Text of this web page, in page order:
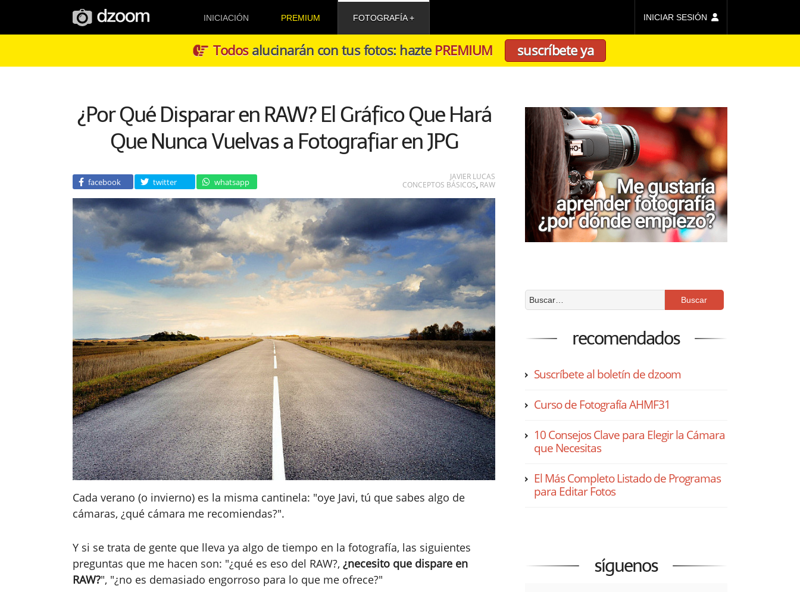
INICIACIÓN PREMIUM FOTOGRAFÍA INICIAR SESIÓN
Todosalucinarán con tus fotos: hazte PREMIUM suscríbete ya
¿Por Qué Disparar en RAW? El Gráfico Que Hará
Que Nunca Vuelvas a Fotografiar en JPG
facebook twitter whatsapp
JAVIER LUCAS
CONCEPTOS BÁSICOS, RAW
Cada verano (o invierno) es la misma cantinela: "oye Javi, tú que sabes algo de
cámaras, ¿qué cámara me recomiendas?".
Y si se trata de gente que lleva ya algo de tiempo en la fotografía, las siguientes
preguntas que me hacen son: "¿qué es eso del RAW?, ¿necesito que dispare en
RAW?", "¿no es demasiado engorroso para lo que me ofrece?"
recomendados
Suscríbete al boletín de dzoom
Curso de Fotografía AHMF31
10 Consejos Clave para Elegir la Cámara
que Necesitas
El Más Completo Listado de Programas
para Editar Fotos
síguenos